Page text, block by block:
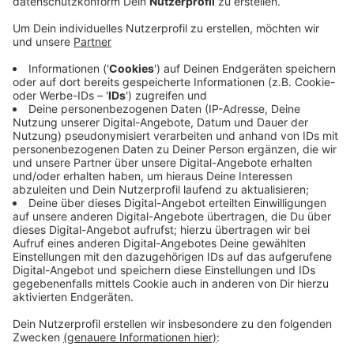
sich weiterhin auf Staus einstellen. In ganz NRW gibt
es in den nächsten zwei Jahren rund 130 neue
Großbaustellen. Das gab der Landesbetrieb
Straßenbau NRW heute bekannt. Dazu gehört bei uns
zum Beispiel der sechsspurige Ausbau der A43
zwischen Recklinghausen und Witten-Heven. Da sind
aktuell 10 von den 28 geplanten Kilometern
geschafft, die Baustelle wird sich noch bis 2030
ziehen. Auf der A1 zwischen Schwelm und Schwerte
kommen noch Bauarbeiten an acht Brücken bis Ende
2023 dazu. Und auf der A45 werden unter anderem das
Autobahnkreuz Westhofen umgebaut und die
Talbrücke Sterkrade zwischen Hagen-Süd und
Lüdenscheid-Nord erneuert. Die Arbeiten beginnen
nächstes Jahr.
Anzeige